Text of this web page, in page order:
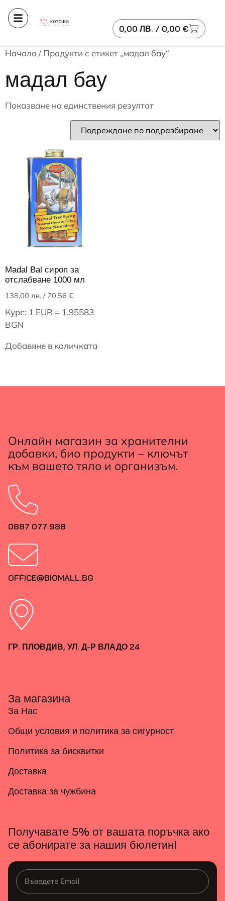
0,00 ЛВ. / 0,00 €
Начало / Продукти с етикет „мадал бау“
мадал бау
Показване на единствения резултат
Madal Bal сироп за
отслабване 1000 мл
138,00 лв. / 70,56 €
Курс: 1 EUR = 1.95583
BGN
Добавяне в количката
Онлайн магазин за хранителни
добавки, био продукти – ключът
към вашето тяло и организъм.
0887 077 988
OFFICE@BIOMALL.BG
ГР. ПЛОВДИВ, УЛ. Д-Р ВЛАДО 24
За магазина
За Нас
Общи условия и политика за сигурност
Политика за бисквитки
Доставка
Доставка за чужбина
Получавате 5% от вашата поръчка ако
се абонирате за нашия бюлетин!